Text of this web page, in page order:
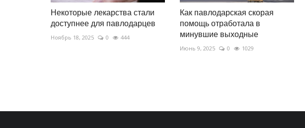
Некоторые лекарства стали
доступнее для павлодарцев
Ноябрь 18, 2025 0 444
Как павлодарская скорая
помощь отработала в
минувшие выходные
Июнь 9, 2025 0 1029